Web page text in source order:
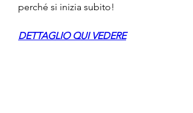
perché si inizia subito!
DETTAGLIO QUI VEDERE